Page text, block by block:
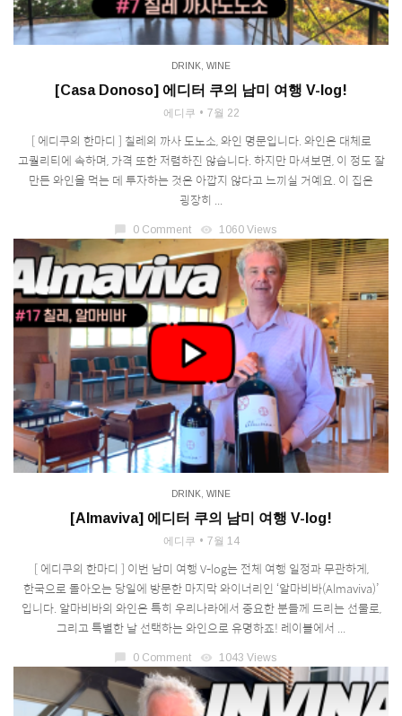
DRINK WINE
[Casa Donoso] 에디터 쿠의 남미 여행 V-log!
에디쿠 7월 22
[ 에디쿠의 한마디 ] 칠레의 까사 도노소, 와인 명문입니다. 와인은 대체로
고퀄리티에 속하며, 가격 또한 저렴하진 않습니다. 하지만 마셔보면, 이 정도 잘
만든 와인을 먹는 데 투자하는 것은 아깝지 않다고 느끼실 거예요. 이 집은
굉장히 ...
0 Comment visibility 1060 Views
DRINK WINE
[Almaviva] 에디터 쿠의 남미 여행 V-log!
에디쿠 7월 14
[ 에디쿠의 한마디 ] 이번 남미 여행 V-log는 전체 여행 일정과 무관하게,
한국으로 돌아오는 당일에 방문한 마지막 와이너리인 ‘알마비바(Almaviva)’
입니다. 알마비바의 와인은 특히 우리나라에서 중요한 분들께 드리는 선물로,
그리고 특별한 날 선택하는 와인으로 유명하죠! 레이블에서 ...
chat_bubble 0 Comment visibility 1043 Views